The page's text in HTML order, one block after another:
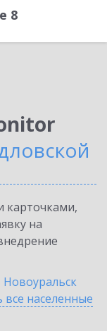
8
карточками,
на
Новоуральск
все населенные